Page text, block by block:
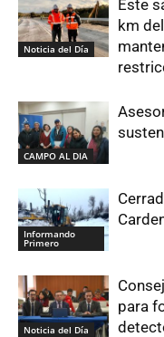
Noticia del Día
Este
km
CAMPO AL DIA
Informando
Primero
Noticia del Día
para